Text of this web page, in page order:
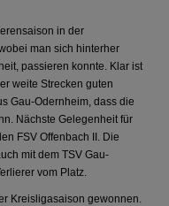
in der
man sich hinterher
passieren konnte. Klar ist
weite Strecken guten
Gau-Odernheim, dass die
Nächste Gelegenheit für
FSV Offenbach II. Die
mit dem TSV Gau-
vom Platz.
Kreisligasaison gewonnen.